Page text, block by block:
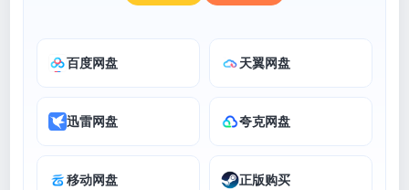
百度网盘 天翼网盘
迅雷网盘 夸克网盘
移动网盘 正版购买